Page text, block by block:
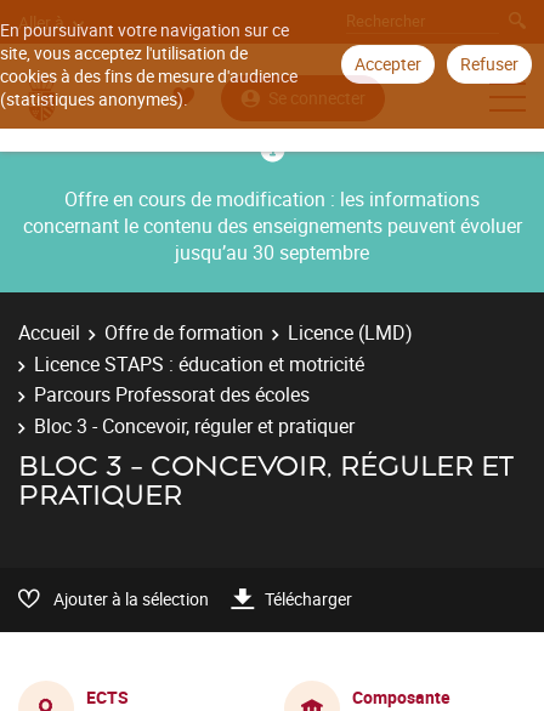
En poursuivant votre navigation sur ce
site, vous acceptez l'utilisation de
cookies à des fins de mesure d'audience
(statistiques anonymes).
Accepter Refuser
Aller à
Se connecter
Offre en cours de modification : les informations
concernant le contenu des enseignements peuvent évoluer
jusqu’au 30 septembre
Accueil Offre de formation
Licence (LMD)
Licence STAPS : éducation et motricité
Parcours Professorat des écoles
Bloc 3 - Concevoir, réguler et pratiquer
BLOC 3 - CONCEVOIR, RÉGULER ET
PRATIQUER
Ajouter à la sélection Télécharger
ECTS
Composante